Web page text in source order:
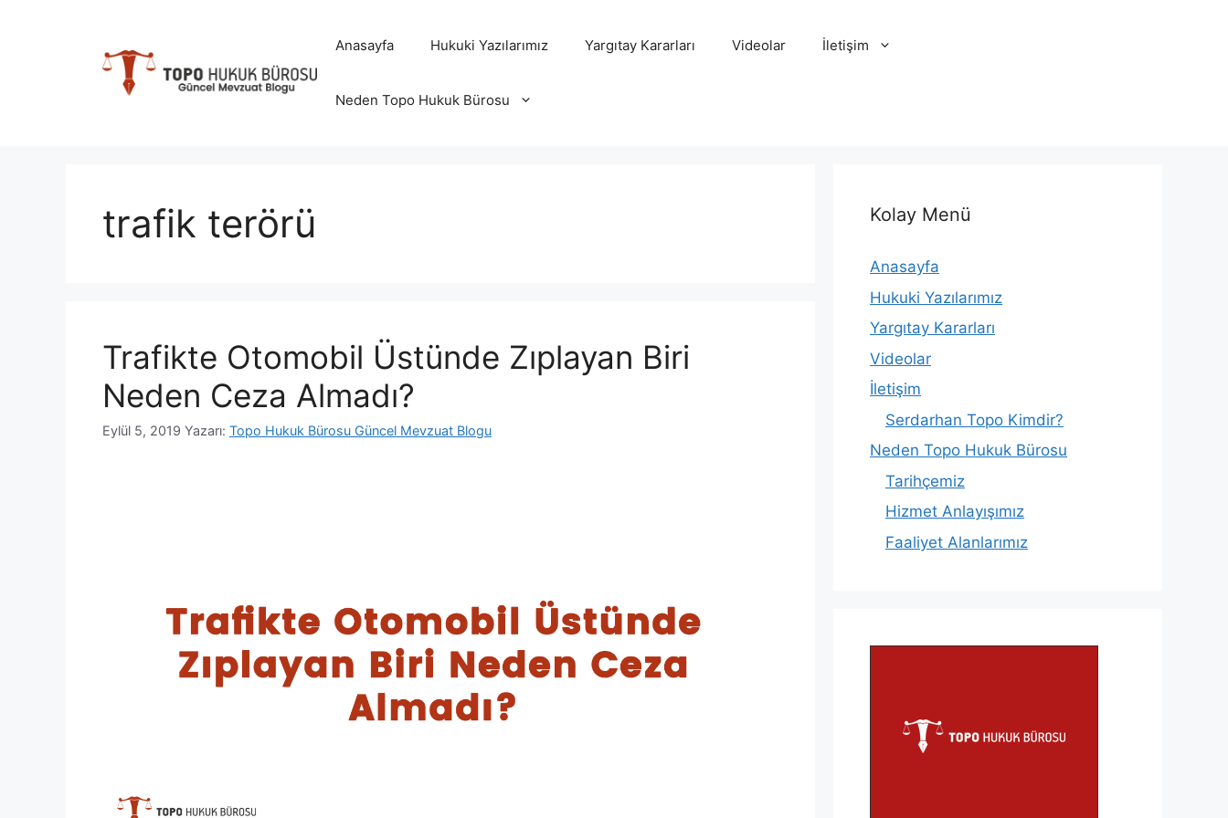
Anasayfa Hukuki Yazılarımız Yargıtay Kararları Videolar İletişim
Neden Topo Hukuk Bürosu
trafik terörü
Trafikte Otomobil Üstünde Zıplayan Biri
Neden Ceza Almadı?
Eylül 5, 2019 Yazarı: Topo Hukuk Bürosu Güncel Mevzuat Blogu
Kolay Menü
Anasayfa
Hukuki Yazılarımız
Yargıtay Kararları
Videolar
İletişim
Serdarhan Topo Kimdir?
Neden Topo Hukuk Bürosu
Tarihçemiz
Hizmet Anlayışımız
Faaliyet Alanlarımız